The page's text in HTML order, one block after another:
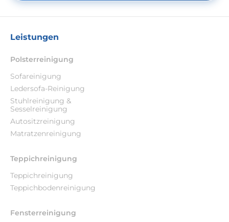
Leistungen
Polsterreinigung
Sofareinigung
Ledersofa-Reinigung
Stuhlreinigung &
Sesselreinigung
Autositzreinigung
Matratzenreinigung
Teppichreinigung
Teppichreinigung
Teppichbodenreinigung
Fensterreinigung